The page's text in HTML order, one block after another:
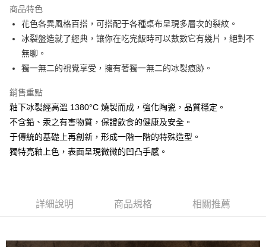
街口支付
悠遊付
AFTEE先享後付
【關於「AFTEE先享後付」】
AFTEE先享後付是「在收到商品之後才付款」的支付方式。 讓您購物簡單
便利好安心！
１．簡單：不需註冊會員、不需綁卡、不需儲值。
２．便利：只要手機號碼，簡訊認證，即可結帳。
３．安心：先確認商品／服務後，再付款。
２．訂單成立數日內，您將收到繳費通知簡訊。
３．收到繳費通知簡訊後14天內，點擊此簡訊中的連結，可透過四大超商／
購買商品的店家。未經商家同意取消之訂單仍視為有效，需透過AFTEE先享
ATM付款
全家取貨付款
每筆NT$60，滿NT$1,500(含以上)免運費
每筆NT$100，滿NT$1,500(含以上)免運費
商品特色
花色各異風格百搭，可搭配于各種桌布呈現多層次的裂紋。
冰裂盤造就了經典，讓你在吃完飯時可以數數它有幾片，絕對不
無聊。
獨一無二的視覺享受，擁有著獨一無二的冰裂痕跡。
銷售重點
釉下冰裂經高溫 1380°C 燒製而成，強化陶瓷，品質穩定。
不含鉛、汞之有害物質，保證飲食的健康及安全。
于傳統的基礎上再創新，形成一階一階的特殊造型。
獨特亮釉上色，表面呈現微微的凹凸手感。
詳細說明 商品規格 相關推薦